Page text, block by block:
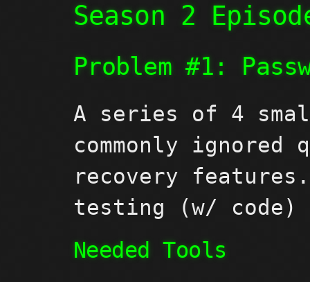
Season 2
Problem #1:
A series of 4
commonly ignored
recovery
testing (w/ code)
Needed Tools